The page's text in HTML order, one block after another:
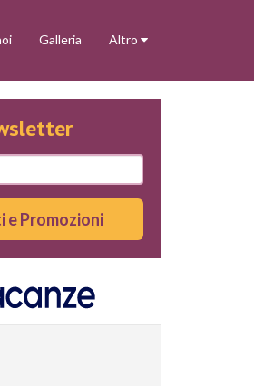
Galleria Altro
e Promozioni